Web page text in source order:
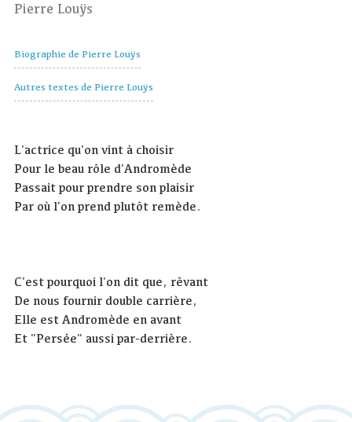
Pierre Louÿs
Biographie de Pierre Louÿs
Autres textes de Pierre Louÿs
L'actrice qu'on vint à choisir
Pour le beau rôle d'Andromède
Passait pour prendre son plaisir
Par où l'on prend plutôt remède.
C'est pourquoi l'on dit que, rêvant
De nous fournir double carrière,
Elle est Andromède en avant
Et "Persée" aussi par-derrière.